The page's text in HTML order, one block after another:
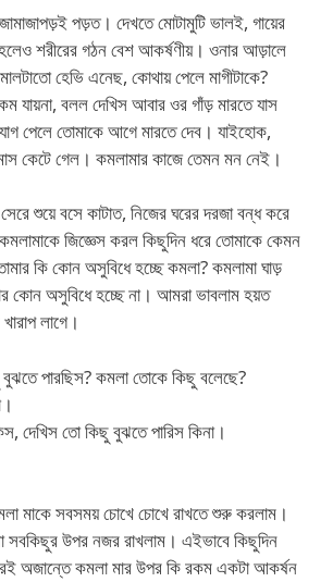
জামাজাপড়ই পড়ত। দেখতে মোটামুটি ভালই, গায়ের
শরীরের গঠন বেশ আকর্ষণীয়। ওনার আড়ালে
হেভি এনেছ, কোথায় পেলে মাগীটাকে?
যায়না, বলল দেখিস আবার ওর গাঁড় মারতে যাস
পেলে তোমাকে আগে মারতে দেব। যাইহোক,
কেটে গেল। কমলামার কাজে তেমন মন নেই।
শুয়ে বসে কাটাত, নিজের ঘরের দরজা বন্ধ করে
জিজ্ঞেস করল কিছুদিন ধরে তোমাকে কেমন
কি কোন অসুবিধে হচ্ছে কমলা? কমলামা ঘাড়
কোন অসুবিধে হচ্ছে না। আমরা ভাবলাম হয়ত
লাগে।
পারছিস? কমলা তোকে কিছু বলেছে?
দেখিস তো কিছু বুঝতে পারিস কিনা।
মাকে সবসময় চোখে চোখে রাখতে শুরু করলাম।
সবকিছুর উপর নজর রাখলাম। এইভাবে কিছুদিন
অজান্তে কমলা মার উপর কি রকম একটা আকর্ষন